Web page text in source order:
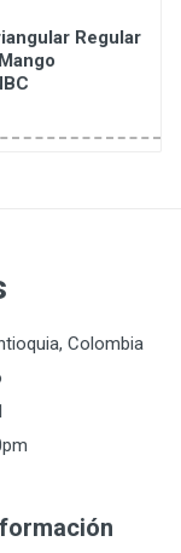
Regular
Colombia